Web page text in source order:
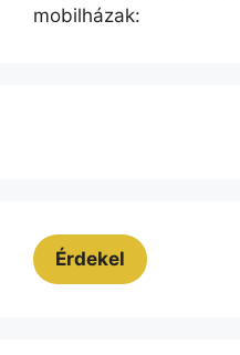
mobilházak:
Érdekel